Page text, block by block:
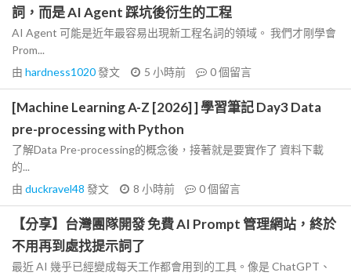
詞，而是 AI Agent 踩坑後衍生的工程
AI Agent 可能是近年最容易出現新工程名詞的領域。 我們才剛學會
Prom...
由 hardness1020發文 5 小時前 0個留言
[Machine Learning A-Z [2026] ] 學習筆記 Day3 Data
pre-processing with Python
了解Data Pre-processing的概念後，接著就是要實作了 資料下載
的...
由 duckravel48 發文 8 小時前 0個留言
【分享】台灣團隊開發 免費 AI Prompt 管理網站，終於
不用再到處找提示詞了
最近 AI 幾乎已經變成每天工作都會用到的工具。像是 ChatGPT、